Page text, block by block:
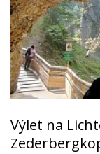
Výlet na